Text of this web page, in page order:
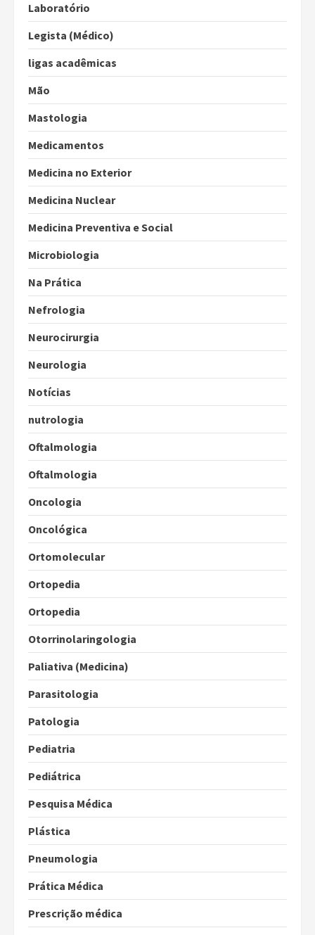
Laboratório
Legista (Médico)
ligas acadêmicas
Mão
Mastologia
Medicamentos
Medicina no Exterior
Medicina Nuclear
Medicina Preventiva e Social
Microbiologia
Na Prática
Nefrologia
Neurocirurgia
Neurologia
Notícias
nutrologia
Oftalmologia
Oftalmologia
Oncologia
Oncológica
Ortomolecular
Ortopedia
Ortopedia
Otorrinolaringologia
Paliativa (Medicina)
Parasitologia
Patologia
Pediatria
Pediátrica
Pesquisa Médica
Plástica
Pneumologia
Prática Médica
Prescrição médica